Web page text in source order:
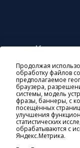
Продолжая
обработку файлов
предполагаемое
браузера,
системы, модель
фразы, баннеры, с
посещённых
улучшения
статистических
обрабатываются с
Яндекс.Метрика.
г. Чита,
8 800
пн-чт:
пт: 8:45-